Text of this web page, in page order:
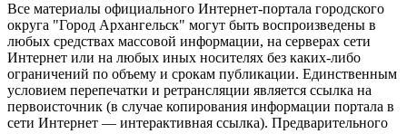
Все материалы официального Интернет-портала городского
округа "Город Архангельск" могут быть воспроизведены в
любых средствах массовой информации, на серверах сети
Интернет или на любых иных носителях без каких-либо
ограничений по объему и срокам публикации. Единственным
условием перепечатки и ретрансляции является ссылка на
первоисточник (в случае копирования информации портала в
сети Интернет — интерактивная ссылка). Предварительного